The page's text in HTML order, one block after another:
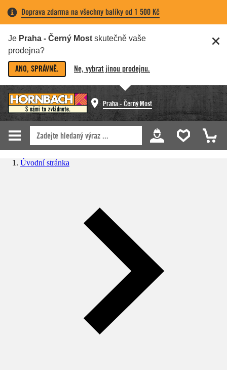
Doprava zdarma na všechny balíky od 1 500 Kč
Je Praha - Černý Most skutečně vaše
prodejna?
ANO, SPRÁVNĚ. Ne, vybrat jinou prodejnu.
Praha - Černý Most
Úvodní stránka